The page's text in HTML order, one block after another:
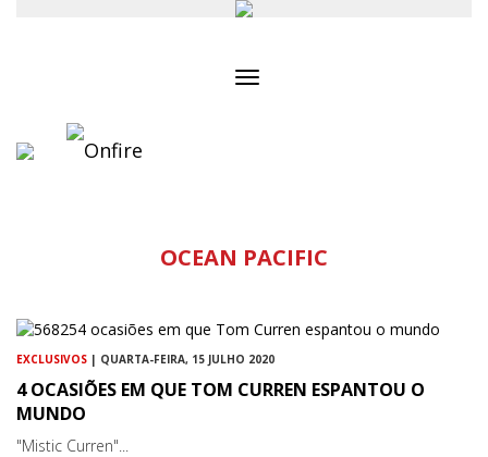
OCEAN PACIFIC
EXCLUSIVOS | QUARTA-FEIRA, 15 JULHO 2020
4 OCASIÕES EM QUE TOM CURREN ESPANTOU O
MUNDO
"Mistic Curren"...